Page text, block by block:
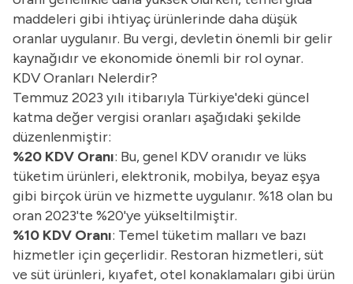
maddeleri gibi ihtiyaç ürünlerinde daha düşük
oranlar uygulanır. Bu vergi, devletin önemli bir gelir
kaynağıdır ve ekonomide önemli bir rol oynar.
KDV Oranları Nelerdir?
Temmuz 2023 yılı itibarıyla Türkiye'deki güncel
katma değer vergisi oranları aşağıdaki şekilde
düzenlenmiştir:
%20 KDV Oranı: Bu, genel KDV oranıdır ve lüks
tüketim ürünleri, elektronik, mobilya, beyaz eşya
gibi birçok ürün ve hizmette uygulanır. %18 olan bu
oran 2023'te %20'ye yükseltilmiştir.
%10 KDV Oranı: Temel tüketim malları ve bazı
hizmetler için geçerlidir. Restoran hizmetleri, süt
ve süt ürünleri, kıyafet, otel konaklamaları gibi ürün